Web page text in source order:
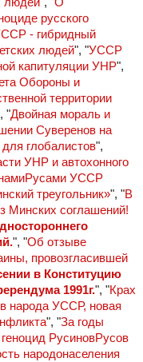
русского
- гибридный
людей", "УССР
капитуляции УНР",
Обороны и
территории
"Двойная мораль и
Суверенов на
глобалистов",
УНР и автохонного
УССР
треугольник»", "В
соглашений!
", "Об отзыве
провозгласившей
в Конституцию
1991г.", "Крах
народа УССР, новая
", "За годы
РусиновРусов
народонаселения